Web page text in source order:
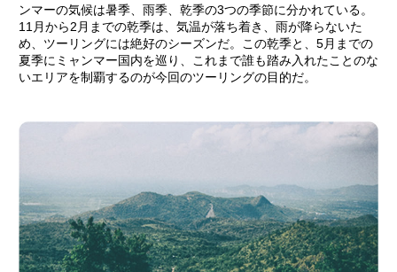
ンマーの気候は暑季、雨季、乾季の3つの季節に分かれている。
11月から2月までの乾季は、気温が落ち着き、雨が降らないた
め、ツーリングには絶好のシーズンだ。この乾季と、5月までの
夏季にミャンマー国内を巡り、これまで誰も踏み入れたことのな
いエリアを制覇するのが今回のツーリングの目的だ。